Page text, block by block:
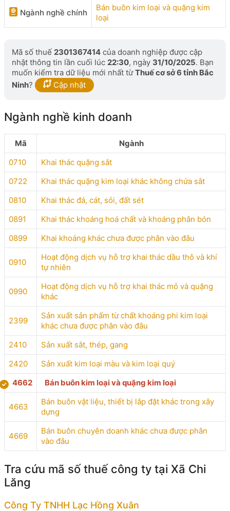
Ngành nghề chính
Bán buôn kim loại và quặng kim
loại
Mã số thuế 2301367414 của doanh nghiệp được cập
nhật thông tin lần cuối lúc 22:30, ngày 31/10/2025. Bạn
muốn kiểm tra dữ liệu mới nhất từThuế cơ sở 6 tỉnh Bắc
Ninh? Cập nhật
Ngành nghề kinh doanh
Mã
Ngành
0710
Khai thác quặng sắt
0722
Khai thác quặng kim loại khác không chứa sắt
0810
Khai thác đá, cát, sỏi, đất sét
0891
Khai thác khoáng hoá chất và khoáng phân bón
0899
Khai khoáng khác chưa được phân vào đâu
0910
Hoạt động dịch vụ hỗ trợ khai thác dầu thô và khí
tự nhiên
0990
Hoạt động dịch vụ hỗ trợ khai thác mỏ và quặng
khác
2399
Sản xuất sản phẩm từ chất khoáng phi kim loại
khác chưa được phân vào đâu
2410
Sản xuất sắt, thép, gang
2420
Sản xuất kim loại màu và kim loại quý
4662
Bán buôn kim loại và quặng kim loại
4663
Bán buôn vật liệu, thiết bị lắp đặt khác trong xây
dựng
4669
Bán buôn chuyên doanh khác chưa được phân
vào đâu
Tra cứu mã số thuế công ty tại Xã Chi
Lăng
Công Ty TNHH Lạc Hồng Xuân